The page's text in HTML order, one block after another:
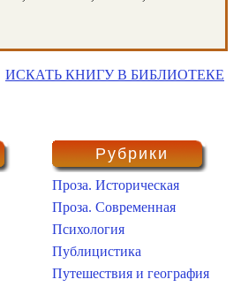
ИСКАТЬ КНИГУ В БИБЛИОТЕКЕ
Рубрики
Проза. Историческая
Проза. Современная
Психология
Публицистика
Путешествия и география